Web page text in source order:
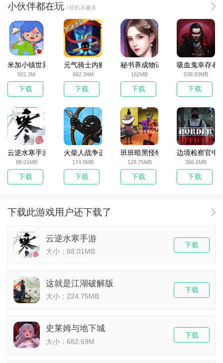
小伙伴都在玩 / 联机乐趣多
米加小镇世界2025官方版
501.3M
下载
元气骑士内购破解版
682.34M
下载
秘书养成物语
162MB
下载
吸血鬼幸存者
538.93MB
下载
云逆水寒手游
88.01MB
下载
火柴人战争遗产无敌版
174.5MB
下载
班班暗黑怪物生存挑战5
128.75MB
下载
边境检察官中
386.6MB
下载
下载此游戏用户还下载了
云逆水寒手游
大小：88.01MB
下载
这就是江湖破解版
大小：224.75MB
下载
史莱姆与地下城
大小：682.69M
下载